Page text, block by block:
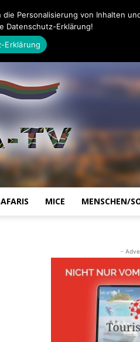
MICE MENSCHEN/
-
Personalisierung von Inhalten
Datenschutz-Erklärung!
Erklärung